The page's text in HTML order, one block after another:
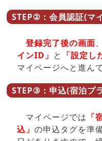
STEP②：会員認証(マ
登録完了後の画面
インID」 と 「設定し
マイページへと進ん
STEP③：申込(宿泊プ
マイページでは 「
込」 の申込タグを準